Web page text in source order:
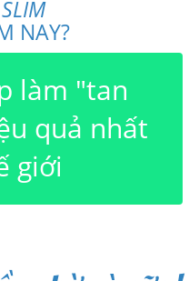
NAY?
làm "tan
quả nhất
giới